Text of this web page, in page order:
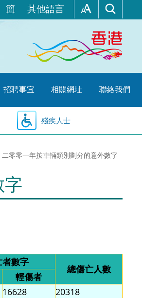
簡 其他語言
招聘事宜 相關網址 聯絡我們
殘疾人士
零零一年按車輛類別劃分的意外數字
數字
總傷亡人數
輕傷者
16628
20318